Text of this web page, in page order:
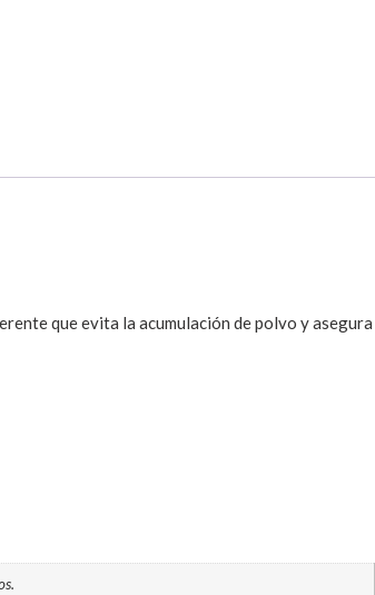
que evita la acumulación de polvo y asegura